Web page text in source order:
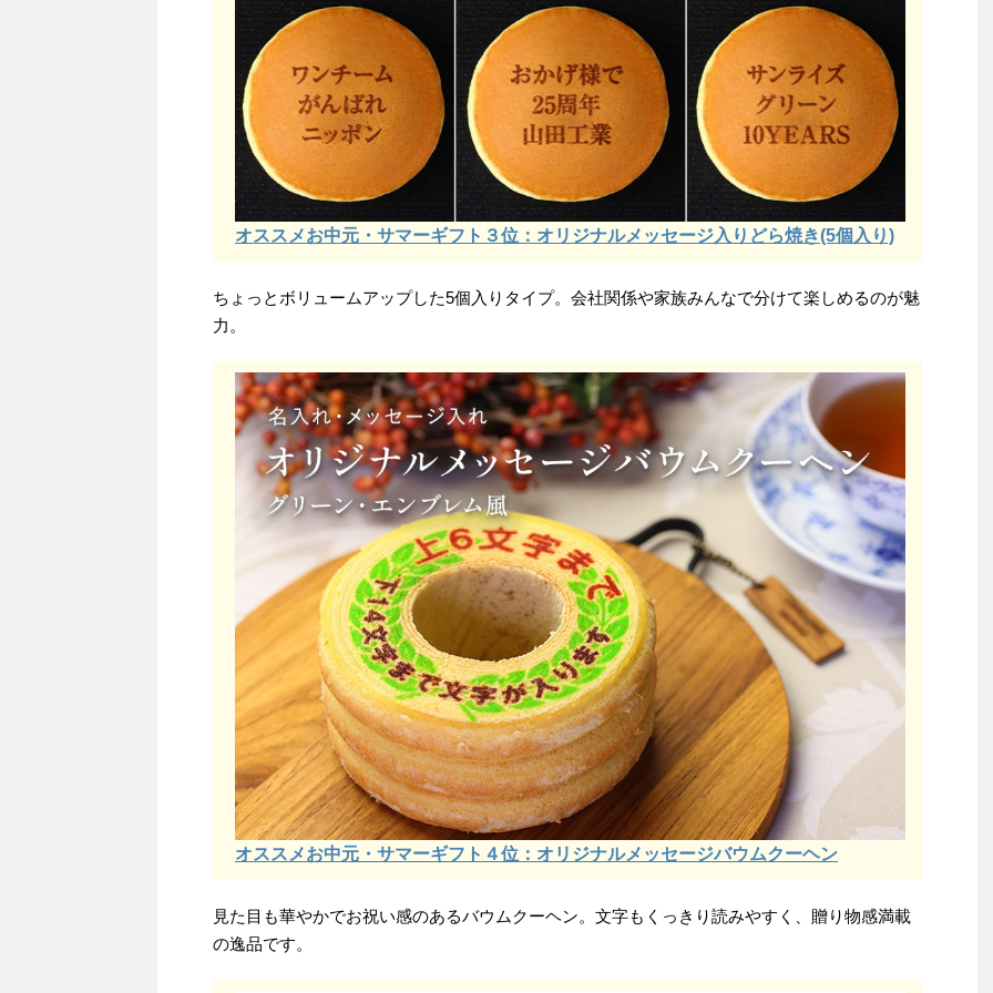
オススメお中元・サマーギフト３位：オリジナルメッセージ入りどら焼き(5個入り)
ちょっとボリュームアップした5個入りタイプ。会社関係や家族みんなで分けて楽しめるのが魅
力。
オススメお中元・サマーギフト４位：オリジナルメッセージバウムクーヘン
見た目も華やかでお祝い感のあるバウムクーヘン。文字もくっきり読みやすく、贈り物感満載
の逸品です。